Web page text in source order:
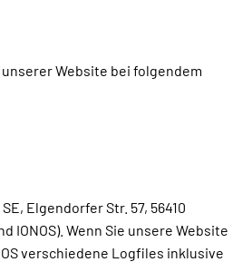
Website bei folgendem
Elgendorfer Str. 57, 56410
IONOS). Wenn Sie unsere Website
verschiedene Logfiles inklusive